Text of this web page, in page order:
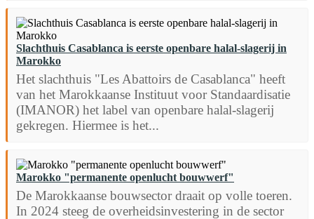
Slachthuis Casablanca is eerste openbare halal-slagerij in
Marokko
Het slachthuis "Les Abattoirs de Casablanca" heeft
van het Marokkaanse Instituut voor Standaardisatie
(IMANOR) het label van openbare halal-slagerij
gekregen. Hiermee is het...
Marokko "permanente openlucht bouwwerf"
De Marokkaanse bouwsector draait op volle toeren.
In 2024 steeg de overheidsinvestering in de sector